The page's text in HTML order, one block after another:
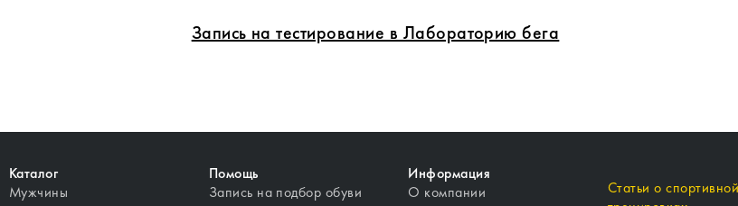
Запись на тестирование в Лабораторию бега
Каталог
Мужчины
Помощь
Запись на подбор обуви
Информация
О компании
Статьи о